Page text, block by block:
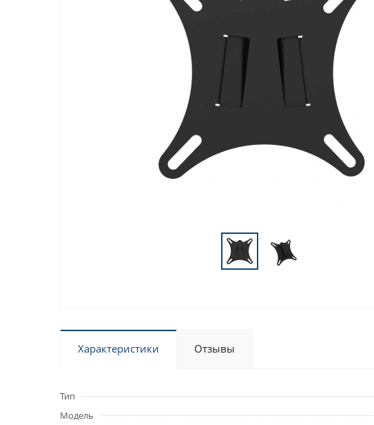
Характеристики Отзывы
Тип
Модель